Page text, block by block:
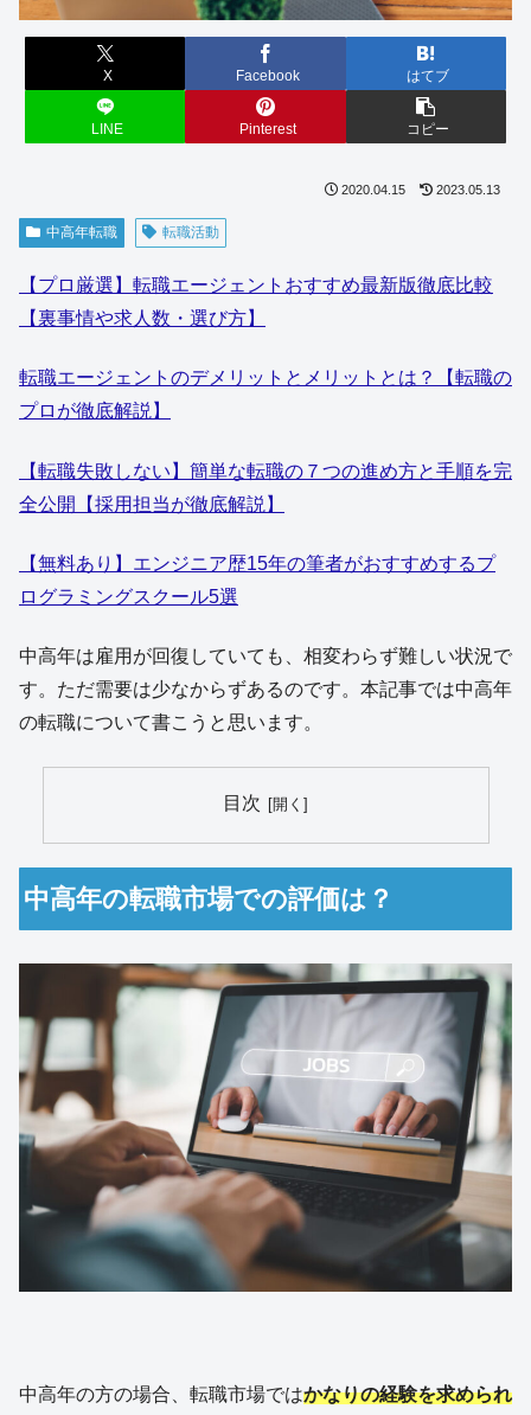
X Facebook はてブ
LINE Pinterest コピー
2020.04.15 2023.05.13
中高年転職 転職活動
【プロ厳選】転職エージェントおすすめ最新版徹底比較
【裏事情や求人数・選び方】
転職エージェントのデメリットとメリットとは？【転職の
プロが徹底解説】
【転職失敗しない】簡単な転職の７つの進め方と手順を完
全公開【採用担当が徹底解説】
【無料あり】エンジニア歴15年の筆者がおすすめするプ
ログラミングスクール5選
中高年は雇用が回復していても、相変わらず難しい状況で
す。ただ需要は少なからずあるのです。本記事では中高年
の転職について書こうと思います。
目次
中高年の転職市場での評価は？
中高年の方の場合、転職市場ではかなりの経験を求められ